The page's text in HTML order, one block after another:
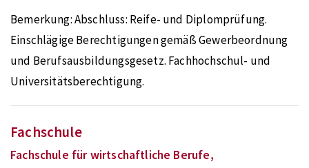
Bemerkung:Abschluss: Reife- und Diplomprüfung.
Einschlägige Berechtigungen gemäß Gewerbeordnung
und Berufsausbildungsgesetz. Fachhochschul- und
Universitätsberechtigung.
Fachschule
Fachschule für wirtschaftliche Berufe,